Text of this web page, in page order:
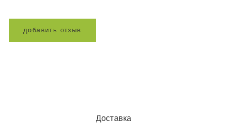
доба вит ь отз ыв
Доставка